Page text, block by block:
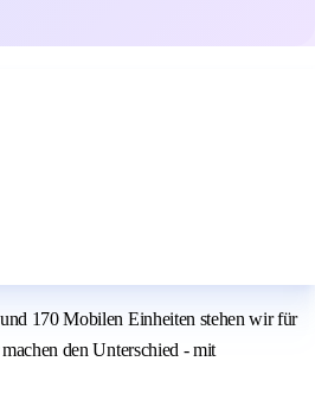
170 Mobilen Einheiten stehen wir für
den Unterschied - mit